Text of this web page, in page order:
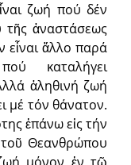
ζωή πού δέν
τῆς ἀναστάσεως
εἶναι ἄλλο παρά
καταλήγει
ἀληθινή ζωή
μέ τόν θάνατον.
ἐπάνω εἰς τήν
Θεανθρώπου